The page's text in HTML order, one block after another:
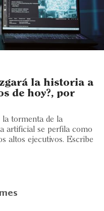
la historia a
de hoy?, por
la tormenta de la
artificial se perfila como
altos ejecutivos. Escribe